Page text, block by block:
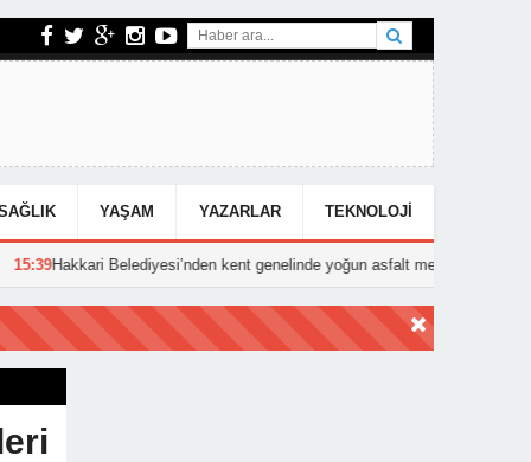
YAŞAM YAZARLAR TEKNOLOJI
kent genelinde yoğun asfalt mesaisi 15:25